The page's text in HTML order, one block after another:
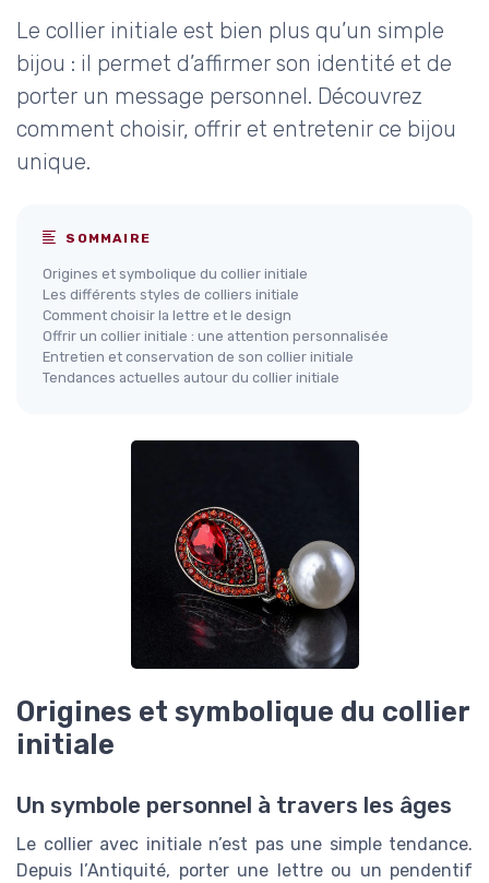
Le collier initiale est bien plus qu’un simple
bijou : il permet d’affirmer son identité et de
porter un message personnel. Découvrez
comment choisir, offrir et entretenir ce bijou
unique.
SOMMAIRE
Origines et symbolique du collier initiale
Les différents styles de colliers initiale
Comment choisir la lettre et le design
Offrir un collier initiale : une attention personnalisée
Entretien et conservation de son collier initiale
Tendances actuelles autour du collier initiale
Origines et symbolique du collier
initiale
Un symbole personnel à travers les âges
Le collier avec initiale n’est pas une simple tendance.
Depuis l’Antiquité, porter une lettre ou un pendentif